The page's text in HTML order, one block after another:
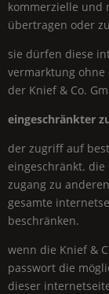
kommerzielle und
übertragen oder
sie dürfen diese
vermarktung
der Knief & Co.
eingeschränkter
der zugriff auf
eingeschränkt. die
zugang zu
gesamte
beschränken.
wenn die Knief &
passwort die
dieser